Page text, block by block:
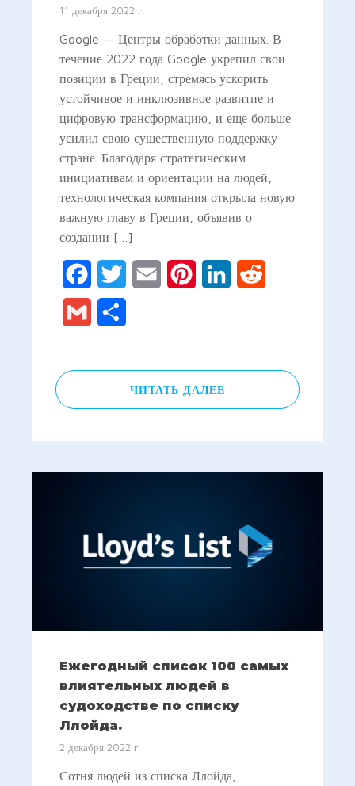
11 декабря 2022 г.
Google — Центры обработки данных. В
течение 2022 года Google укрепил свои
позиции в Греции, стремясь ускорить
устойчивое и инклюзивное развитие и
цифровую трансформацию, и еще больше
усилил свою существенную поддержку
стране. Благодаря стратегическим
инициативам и ориентации на людей,
технологическая компания открыла новую
важную главу в Греции, объявив о
создании […]
FacebookTwitter Email PinterestLinkedIn
Gmail
ЧИТАТЬ ДАЛЕЕ
Ежегодный список 100 самых
влиятельных людей в
судоходстве по списку
Ллойда.
2 декабря 2022 г.
Сотня людей из списка Ллойда,